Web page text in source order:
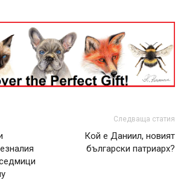
Следваща статия
Кой е Даниил, новият
български патриарх?